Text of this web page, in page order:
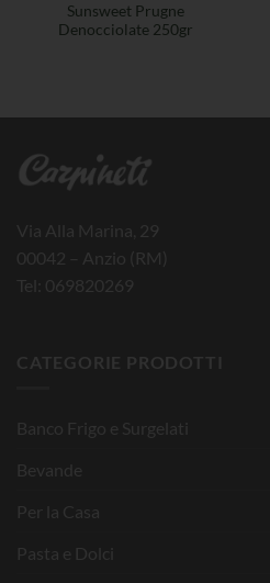
Sunsweet Prugne
Denocciolate 250gr
Via Alla Marina, 29
00042 – Anzio (RM)
Tel: 069820269
CATEGORIE PRODOTTI
Banco Frigo e Surgelati
Bevande
Per la Casa
Pasta e Dolci